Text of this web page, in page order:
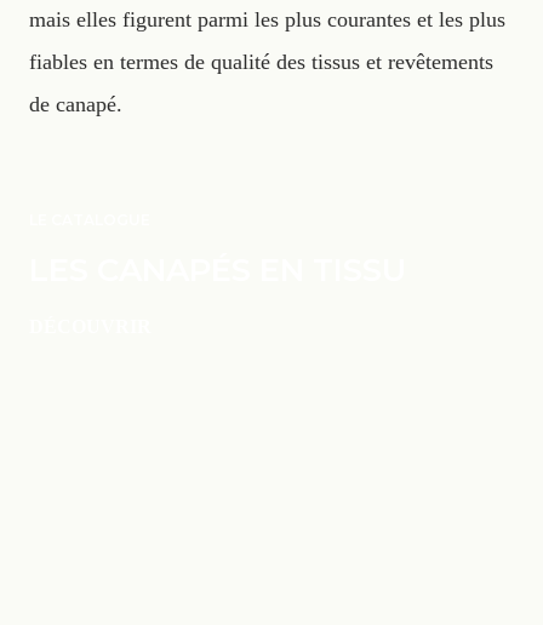
mais elles figurent parmi les plus courantes et les plus
fiables en termes de qualité des tissus et revêtements
de canapé.